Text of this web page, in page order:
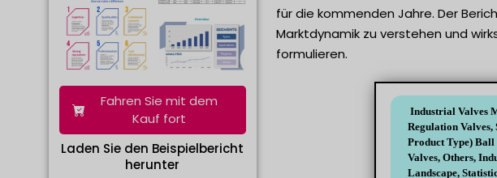
Fahren Sie mit dem
Kauf fort
Laden Sie den Beispielbericht
herunter
für die kommenden Jahre. Der
Marktdynamik zu verstehen und
formulieren.